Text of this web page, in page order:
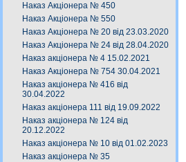
Наказ Акціонера № 450
Наказ Акціонера № 550
Наказ Акціонера № 20 від 23.03.2020
Наказ Акціонера № 24 від 28.04.2020
Наказ акціонера № 4 15.02.2021
Наказ Акціонера № 754 30.04.2021
Наказ акціонера № 416 від
30.04.2022
Наказ акціонера 111 від 19.09.2022
Наказ акціонера № 124 від
20.12.2022
Наказ акціонера № 10 від 01.02.2023
Наказ акціонера № 35